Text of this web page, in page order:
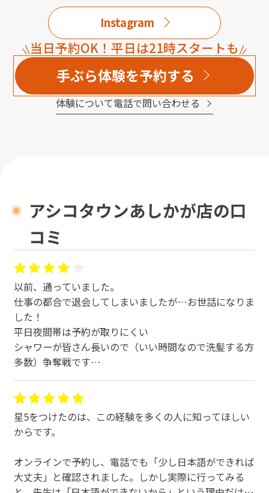
Instagram
当日予約OK！平日は21時スタートも
手ぶら体験を予約する
体験について電話で問い合わせる
アシコタウンあしかが店の口
コミ
以前、通っていました。
仕事の都合で退会してしまいましたが…お世話になりま
した！
平日夜間帯は予約が取りにくい
シャワーが皆さん長いので（いい時間なので洗髪する方
多数）争奪戦です
順なので仕方ないです🥲
ピラティスも予約がすぐ埋まってしまうので当日はキャ
ンセル待ちして取れるかどうか…って感じでした
星5をつけたのは、この経験を多くの人に知ってほしい
からです。
オンラインで予約し、電話でも「少し日本語ができれば
大丈夫」と確認されました。しかし実際に行ってみる